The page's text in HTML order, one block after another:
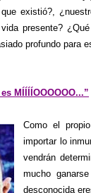
existió?,
presente?
profundo para
MÍÍÍÍOOOOOO...”
Como el
importar lo
vendrán
mucho
desconocida